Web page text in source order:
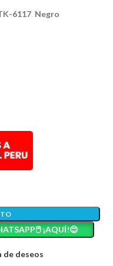
6117 Negro
¡AQUÍ!😊
de deseos